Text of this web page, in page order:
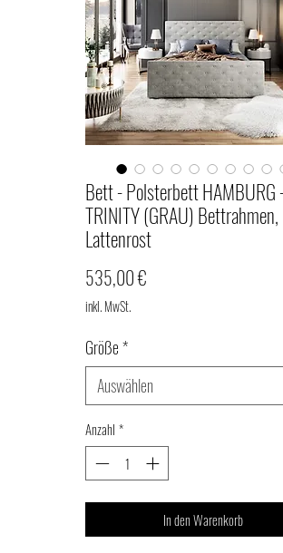
Bett - Polsterbett HAMBURG
TRINITY (GRAU) Bettrahmen,
Lattenrost
535,00 €
inkl. MwSt.
Größe*
Anzahl *
In den Warenkorb